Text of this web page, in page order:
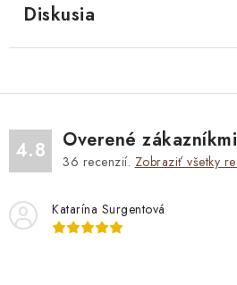
Diskusia
4.8 Overené zákazníkmi
36 recenzií. Zobraziť všetky
Katarína Surgentová